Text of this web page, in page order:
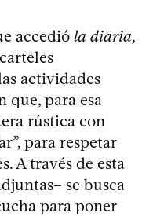
accedió la diaria,
actividades
que, para esa
rústica con
para respetar
A través de esta
se busca
para poner